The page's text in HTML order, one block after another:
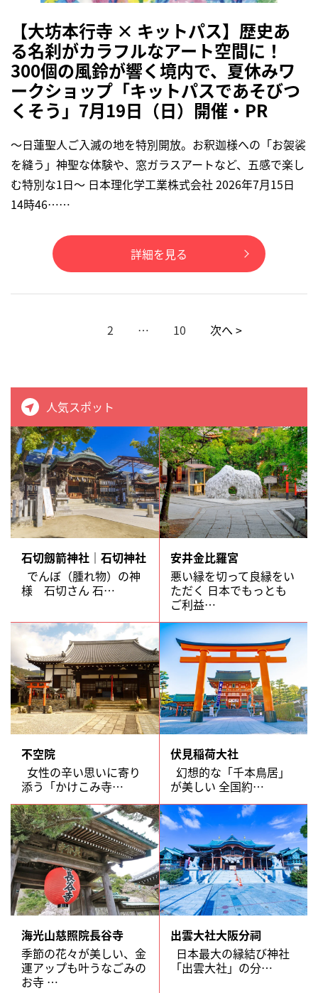
【大坊本行寺 × キットパス】歴史あ
る名刹がカラフルなアート空間に！
300個の風鈴が響く境内で、夏休みワ
ークショップ「キットパスであそびつ
くそう」7月19日（日）開催・PR
〜日蓮聖人ご入滅の地を特別開放。お釈迦様への「お袈裟
を縫う」神聖な体験や、窓ガラスアートなど、五感で楽し
む特別な1日〜 日本理化学工業株式会社 2026年7月15日
14時46……
詳細を見る
2 … 10 次へ >
人気スポット
石切劔箭神社｜石切神社
でんぼ（腫れ物）の神
様 石切さん 石…
安井金比羅宮
悪い縁を切って良縁をい
ただく 日本でもっとも
ご利益…
不空院
女性の辛い思いに寄り
添う「かけこみ寺…
伏見稲荷大社
幻想的な「千本鳥居」
が美しい 全国約…
海光山慈照院長谷寺
季節の花々が美しい、金
運アップも叶うなごみの
お寺 …
出雲大社大阪分祠
日本最大の縁結び神社
「出雲大社」の分…